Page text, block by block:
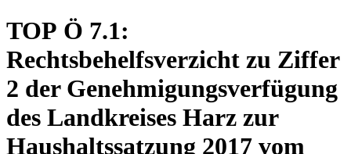
TOP Ö 7.1:
Rechtsbehelfsverzicht zu Ziffer
2 der Genehmigungsverfügung
des Landkreises Harz zur
Haushaltssatzung 2017 vom